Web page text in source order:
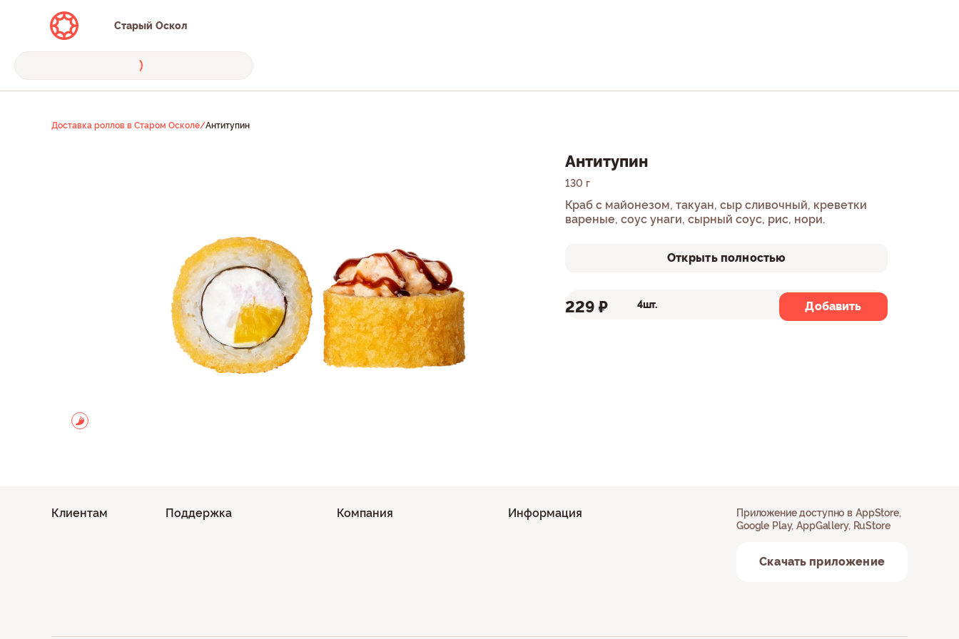
Старый Оскол
Доставка роллов в Старом Осколе/Антитупин
Антитупин
130 г
Краб с майонезом, такуан, сыр сливочный, креветки
вареные, соус унаги, сырный соус, рис, нори.
Открыть полностью
4шт. 8шт.
229 ₽ Добавить
Клиентам Поддержка Компания Информация
Приложение доступно в AppStore,
Google Play, AppGallery, RuStore
Скачать приложение